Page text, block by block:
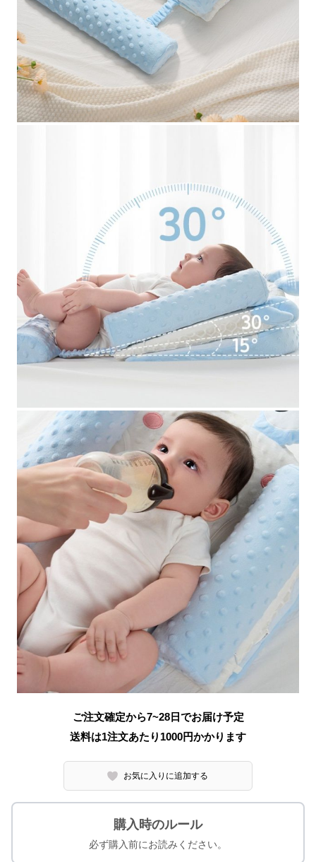
ご注文確定から7~28日でお届け予定
送料は1注文あたり 1000円かかります
お気に入りに追加する
購入時のルール
必ず購入前にお読みください。